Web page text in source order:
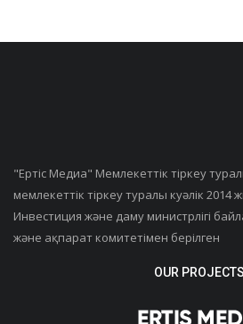
"Ертiс Медиа" Мемлекеттік тіркеу
мемлекеттік тіркеу туралы куәлік 2014
Инвестиция және даму министрлігі
және ақпарат комитетімен берілген
OUR PROJECTS